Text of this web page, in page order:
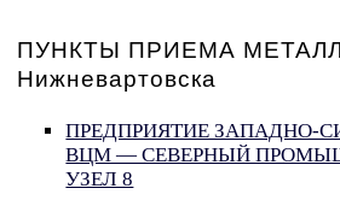
ПУНКТЫ ПРИЕМА
Нижневартовска
ПРЕДПРИЯТИЕ ЗАПАДНО-
ВЦМ — СЕВЕРНЫЙ
УЗЕЛ 8